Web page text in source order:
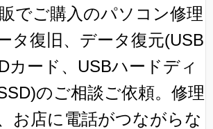
でご購入のパソコン修理
タ復旧、データ復元(USB
カード、USBハードディ
のご相談ご依頼。修理
お店に電話がつながらな